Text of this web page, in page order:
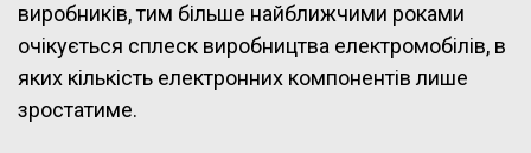
виробників, тим більше найближчими роками
очікується сплеск виробництва електромобілів, в
яких кількість електронних компонентів лише
зростатиме.